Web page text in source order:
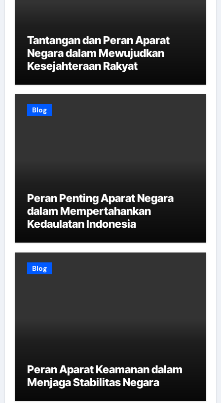
Tantangan dan Peran Aparat
Negara dalam Mewujudkan
Kesejahteraan Rakyat
Blog
Peran Penting Aparat Negara
dalam Mempertahankan
Kedaulatan Indonesia
Blog
Peran Aparat Keamanan dalam
Menjaga Stabilitas Negara